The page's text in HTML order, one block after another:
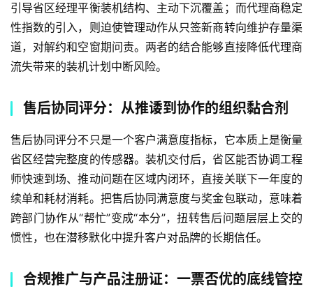
引导省区经理平衡装机结构、主动下沉覆盖；而代理商稳定
性指数的引入，则迫使管理动作从只签新商转向维护存量渠
道，对解约和空窗期问责。两者的结合能够直接降低代理商
流失带来的装机计划中断风险。
售后协同评分：从推诿到协作的组织黏合剂
售后协同评分不只是一个客户满意度指标，它本质上是衡量
省区经营完整度的传感器。装机交付后，省区能否协调工程
师快速到场、推动问题在区域内闭环，直接关联下一年度的
续单和耗材消耗。把售后协同满意度与奖金包联动，意味着
跨部门协作从“帮忙”变成“本分”，扭转售后问题层层上交的
惯性，也在潜移默化中提升客户对品牌的长期信任。
合规推广与产品注册证：一票否优的底线管控